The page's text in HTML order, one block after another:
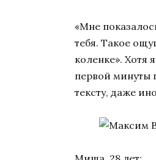
«Мне
тебя. Такое
коленке». Хотя
первой минуты
тексту, даже